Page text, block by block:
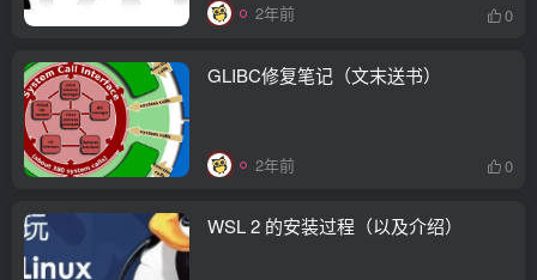
2年前 0
GLIBC修复笔记（文末送书）
2年前 0
WSL 2 的安装过程（以及介绍）